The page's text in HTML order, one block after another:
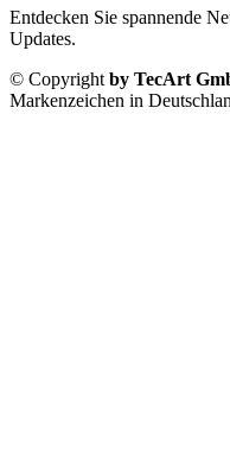
Entdecken Sie spannende
Updates.
© Copyright by TecArt
Markenzeichen in